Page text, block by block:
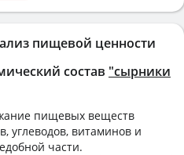
пищевой ценности
состав "сырники
пищевых веществ
углеводов, витаминов и
части.